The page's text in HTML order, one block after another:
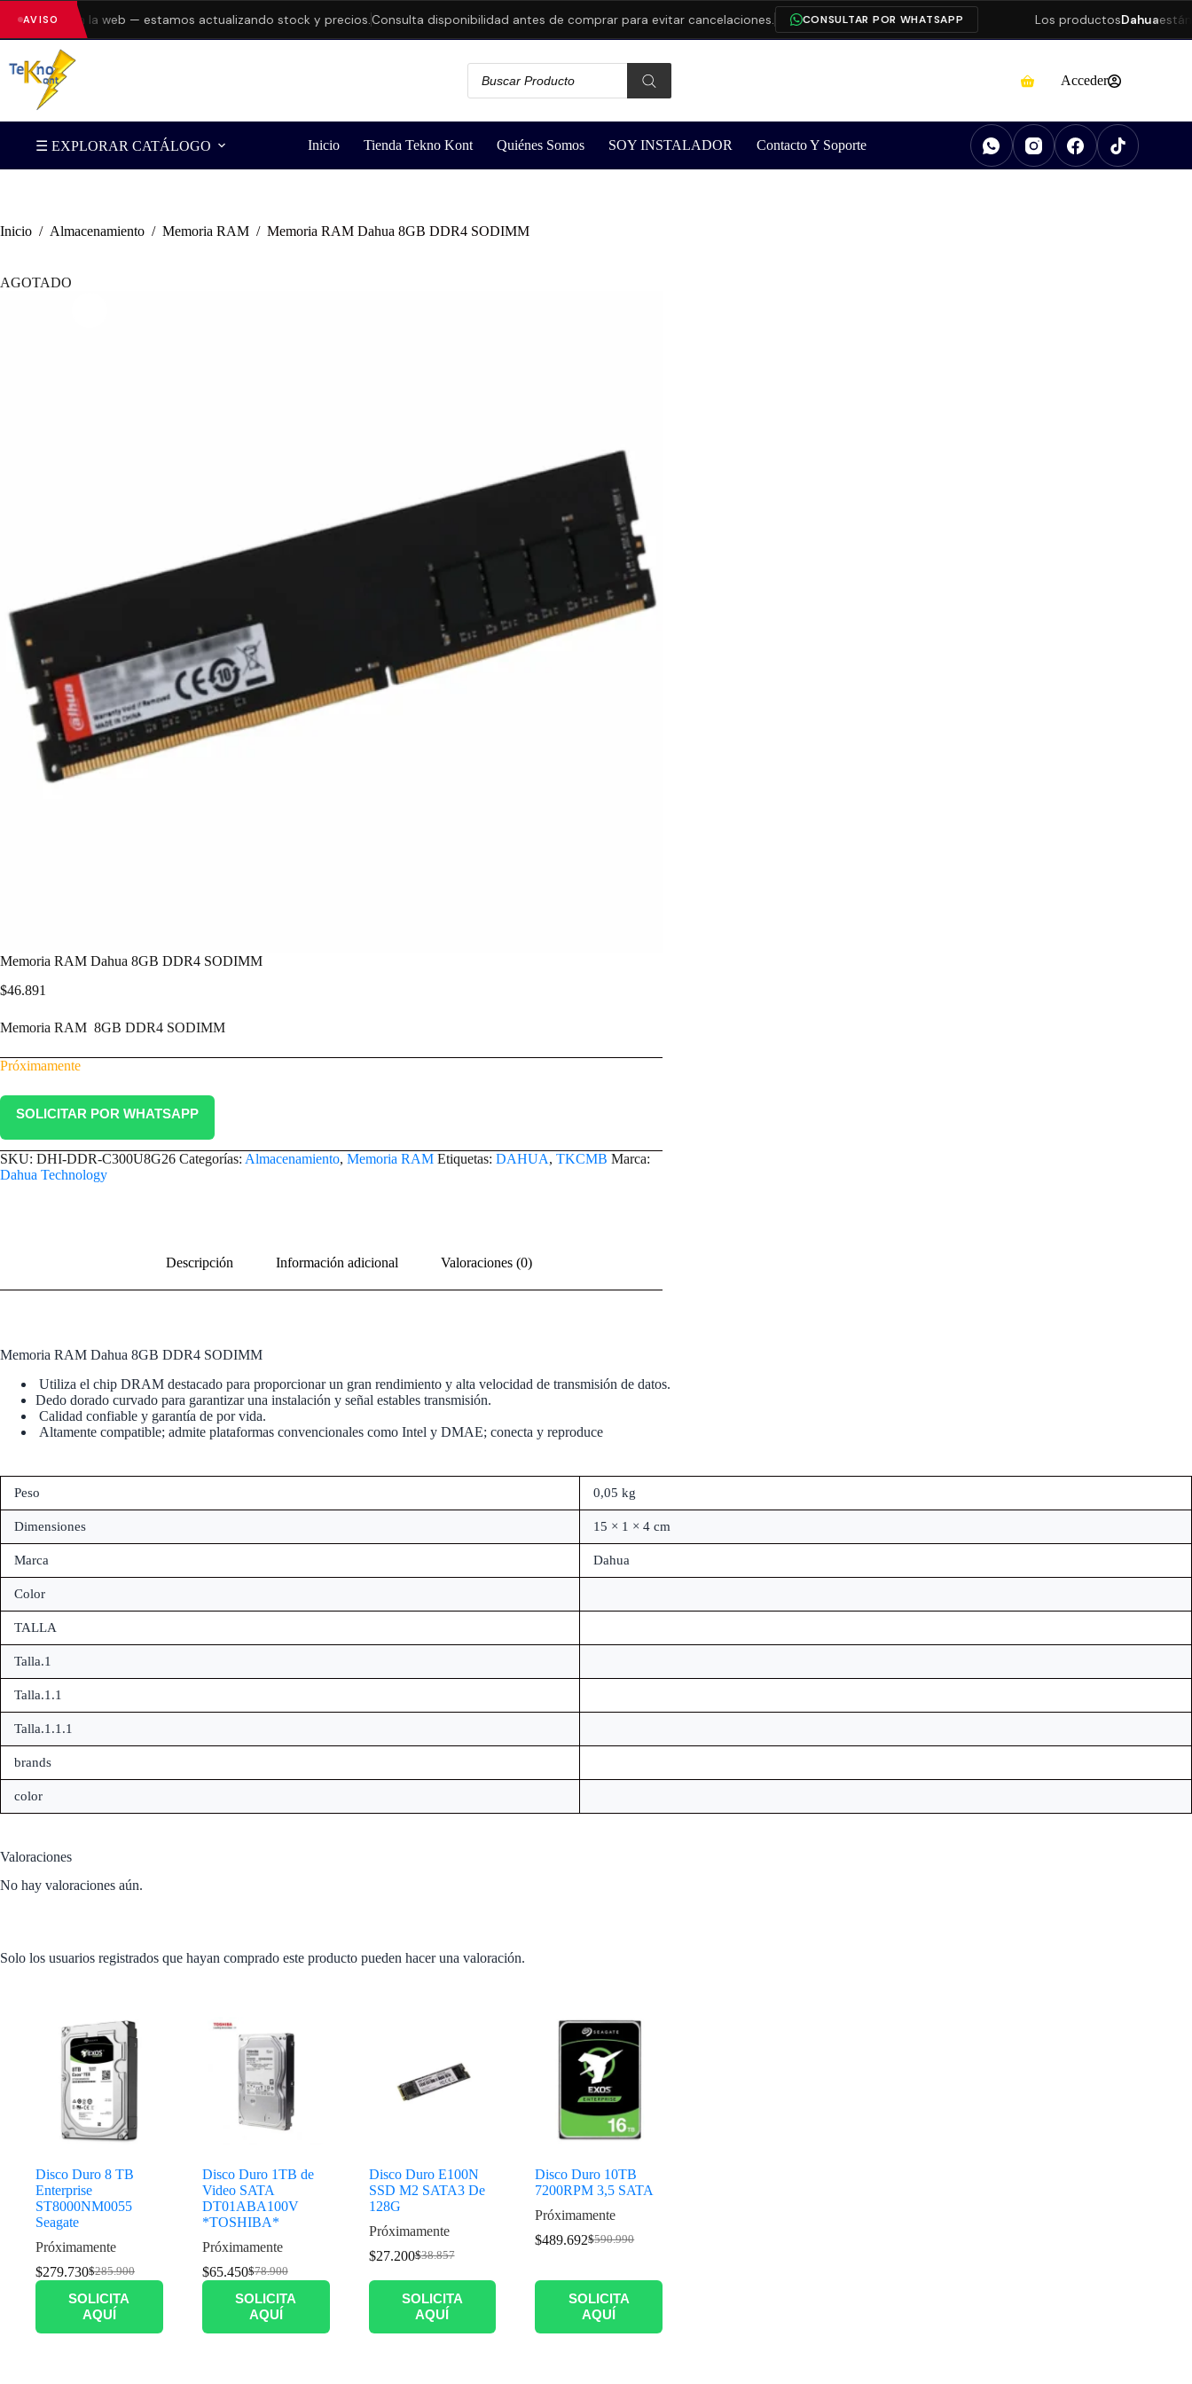
AVISOen la web — estamos actualizando stock y precios.Consulta disponibilidad antes de comprar para evitar cancelaciones. CONSULTAR POR WHATSAPP Los productosDahuaestán
Acceder
☰ EXPLORAR CATÁLOGO Inicio Tienda Tekno Kont Quiénes Somos SOY INSTALADOR Contacto Y Soporte
Inicio / Almacenamiento / Memoria RAM / Memoria RAM Dahua 8GB DDR4 SODIMM
AGOTADO
Memoria RAM Dahua 8GB DDR4 SODIMM
$46.891
Memoria RAM 8GB DDR4 SODIMM
Próximamente
SOLICITAR POR WHATSAPP
SKU: DHI-DDR-C300U8G26 Categorías: Almacenamiento, Memoria RAM Etiquetas: DAHUA, TKCMB Marca:
Dahua Technology
Descripción Información adicional Valoraciones (0)
Memoria RAM Dahua 8GB DDR4 SODIMM
Utiliza el chip DRAM destacado para proporcionar un gran rendimiento y alta velocidad de transmisión de datos.
Dedo dorado curvado para garantizar una instalación y señal estables transmisión.
Calidad confiable y garantía de por vida.
Altamente compatible; admite plataformas convencionales como Intel y DMAE; conecta y reproduce
Peso 0,05 kg
Dimensiones 15 × 1 × 4 cm
Marca Dahua
Color
TALLA
Talla.1
Talla.1.1
Talla.1.1.1
brands
color
Valoraciones
No hay valoraciones aún.
Solo los usuarios registrados que hayan comprado este producto pueden hacer una valoración.
Disco Duro 8 TB
Enterprise
ST8000NM0055
Seagate
Próximamente
$285.900
$279.730
SOLICITA
AQUÍ
Disco Duro 1TB de
Video SATA
DT01ABA100V
*TOSHIBA*
Próximamente
$78.900
$65.450
SOLICITA
AQUÍ
Disco Duro E100N
SSD M2 SATA3 De
128G
Próximamente
$38.857
$27.200
SOLICITA
AQUÍ
Disco Duro 10TB
7200RPM 3,5 SATA
Próximamente
$590.990
$489.692
SOLICITA
AQUÍ